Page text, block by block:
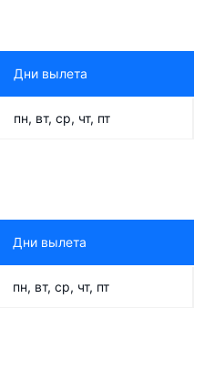
Дни вылета
пн, вт, ср, чт, пт
Дни вылета
пн, вт, ср, чт, пт